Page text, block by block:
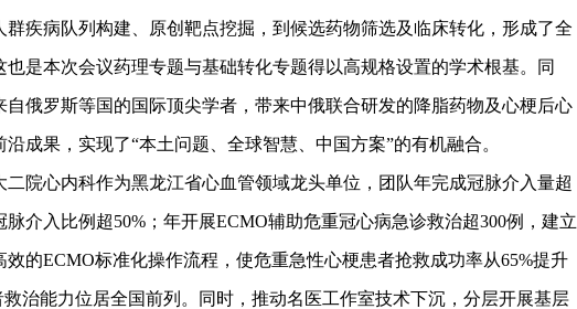
群疾病队列构建、原创靶点挖掘，到候选药物筛选及临床转化，形成了全
也是本次会议药理专题与基础转化专题得以高规格设置的学术根基。同
自俄罗斯等国的国际顶尖学者，带来中俄联合研发的降脂药物及心梗后心
成果，实现了“本土问题、全球智慧、中国方案”的有机融合。
二院心内科作为黑龙江省心血管领域龙头单位，团队年完成冠脉介入量超
介入比例超50%；年开展ECMO辅助危重冠心病急诊救治超300例，建立
效的ECMO标准化操作流程，使危重急性心梗患者抢救成功率从65%提升
救治能力位居全国前列。同时，推动名医工作室技术下沉，分层开展基层